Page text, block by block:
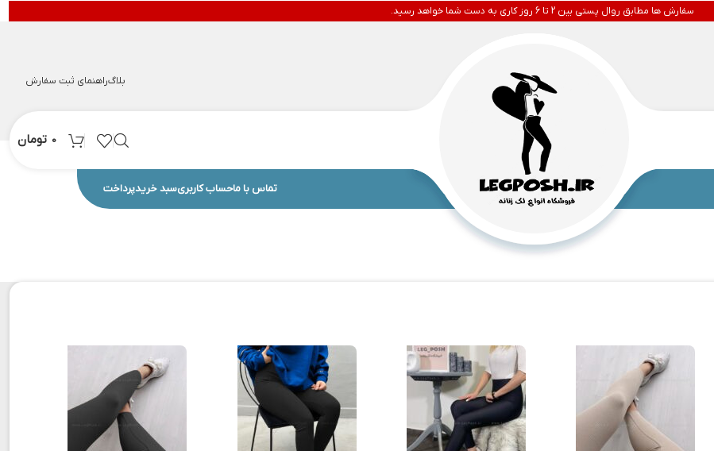
سفارش ها مطابق روال پستی بین 2 تا 6 روز کاری به دست شما خواهد رسید.
بلاگراهنمای ثبت سفارش
0 تومان
تماس با ماحساب کاربریسبد خریدپرداخت